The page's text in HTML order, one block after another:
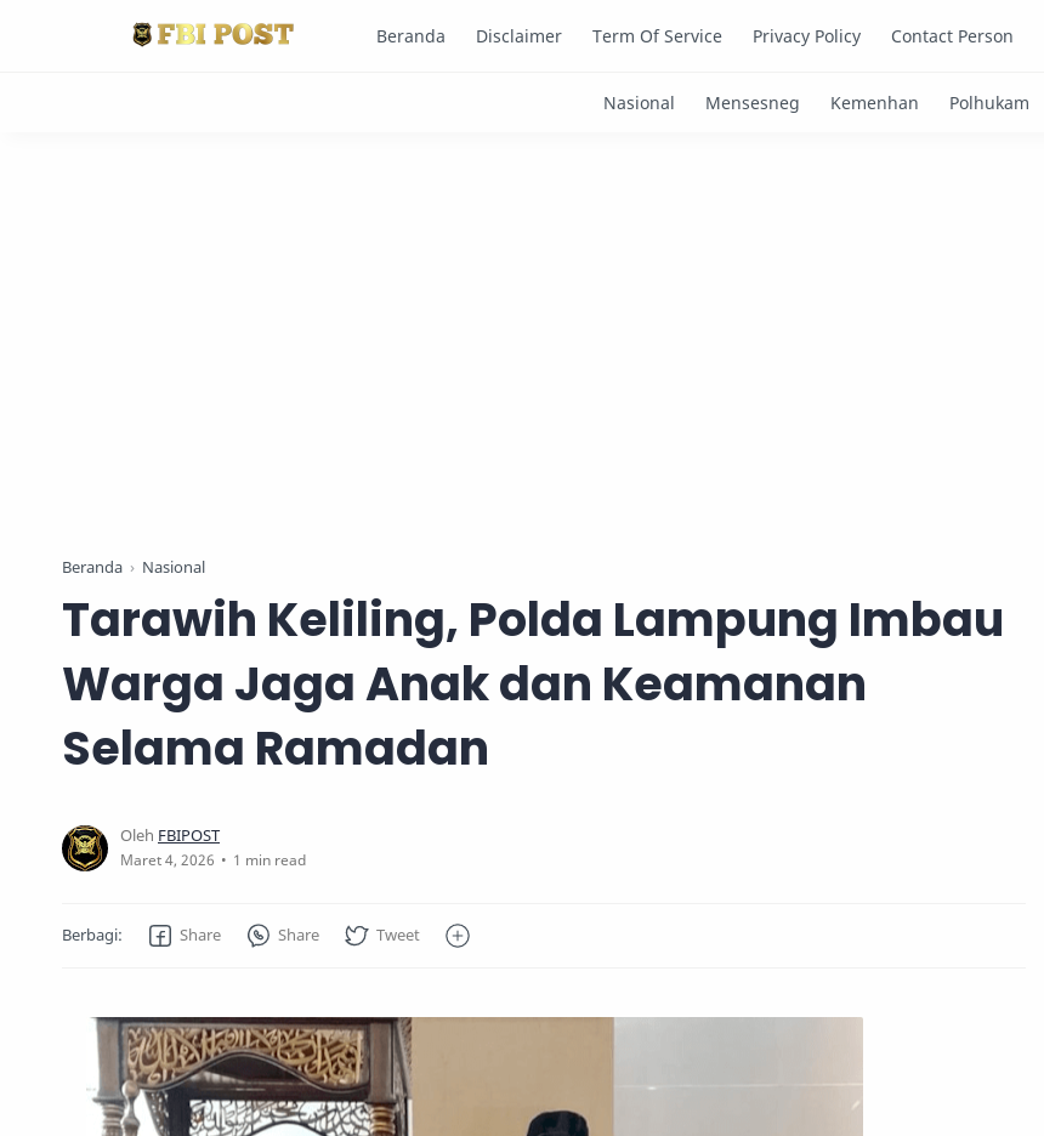
Beranda Disclaimer Term Of Service Privacy Policy Contact Person
Beranda Nasional
Tarawih Keliling, Polda Lampung Imbau
Warga Jaga Anak dan Keamanan
Selama Ramadan
1 min read